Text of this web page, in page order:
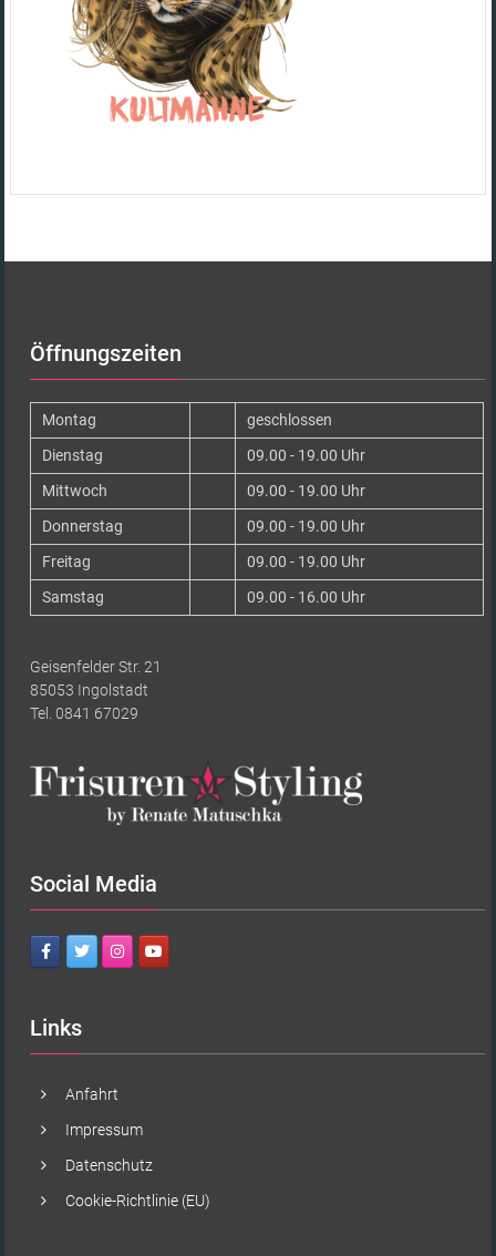
Öffnungszeiten
Montag
geschlossen
Dienstag
09.00 - 19.00 Uhr
Mittwoch
09.00 - 19.00 Uhr
Donnerstag
09.00 - 19.00 Uhr
Freitag
09.00 - 19.00 Uhr
Samstag
09.00 - 16.00 Uhr
Geisenfelder Str. 21
85053 Ingolstadt
Tel. 0841 67029
Social Media
Links
Anfahrt
Impressum
Datenschutz
Cookie-Richtlinie (EU)